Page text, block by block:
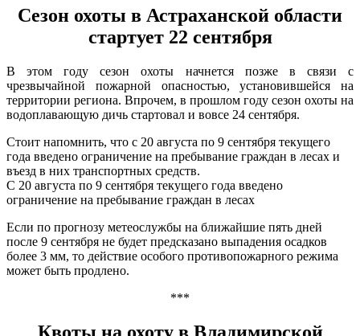
Сезон охоты в Астраханской области
стартует 22 сентября
В этом году сезон охоты начнется позже в связи с
чрезвычайной пожарной опасностью, установившейся на
территории региона. Впрочем, в прошлом году сезон охоты на
водоплавающую дичь стартовал и вовсе 24 сентября.
Стоит напомнить, что с 20 августа по 9 сентября текущего
года введено ограничение на пребывание граждан в лесах и
въезд в них транспортных средств.
С 20 августа по 9 сентября текущего года введено
ограничение на пребывание граждан в лесах
Если по прогнозу метеослужбы на ближайшие пять дней
после 9 сентября не будет предсказано выпадения осадков
более 3 мм, то действие особого противопожарного режима
может быть продлено.
***